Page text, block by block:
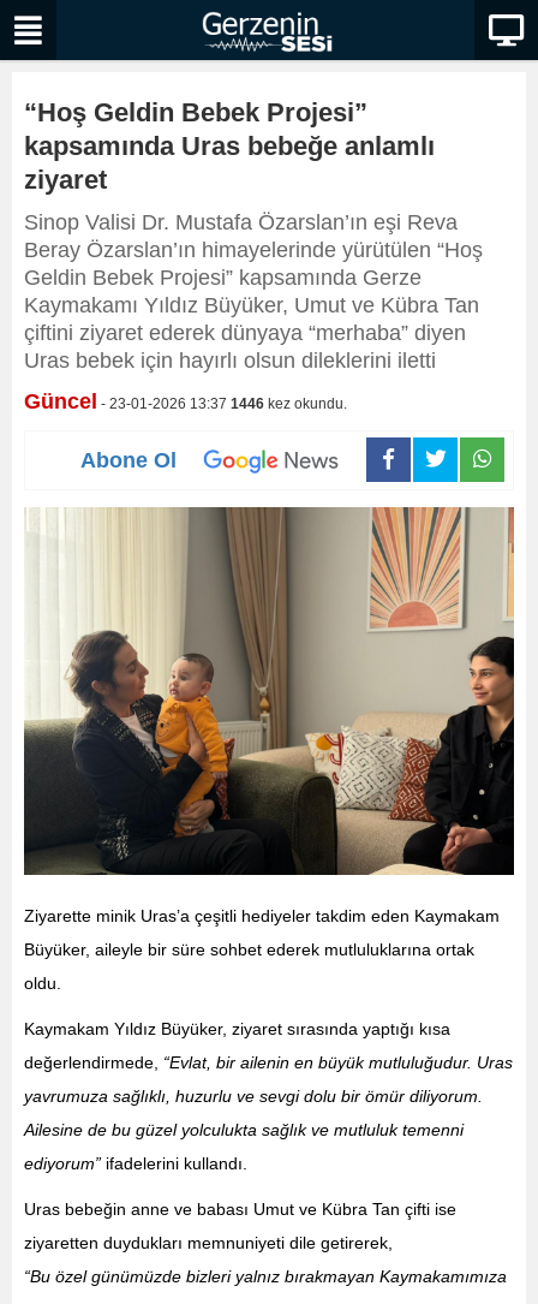
“Hoş Geldin Bebek Projesi”
kapsamında Uras bebeğe anlamlı
ziyaret
Sinop Valisi Dr. Mustafa Özarslan’ın eşi Reva
Beray Özarslan’ın himayelerinde yürütülen “Hoş
Geldin Bebek Projesi” kapsamında Gerze
Kaymakamı Yıldız Büyüker, Umut ve Kübra Tan
çiftini ziyaret ederek dünyaya “merhaba” diyen
Uras bebek için hayırlı olsun dileklerini iletti
Güncel - 23-01-2026 13:37 1446 kez okundu.
Abone Ol
Ziyarette minik Uras’a çeşitli hediyeler takdim eden Kaymakam
Büyüker, aileyle bir süre sohbet ederek mutluluklarına ortak
oldu.
Kaymakam Yıldız Büyüker, ziyaret sırasında yaptığı kısa
değerlendirmede, “Evlat, bir ailenin en büyük mutluluğudur. Uras
yavrumuza sağlıklı, huzurlu ve sevgi dolu bir ömür diliyorum.
Ailesine de bu güzel yolculukta sağlık ve mutluluk temenni
ediyorum” ifadelerini kullandı.
Uras bebeğin anne ve babası Umut ve Kübra Tan çifti ise
ziyaretten duydukları memnuniyeti dile getirerek,
“Bu özel günümüzde bizleri yalnız bırakmayan Kaymakamımıza